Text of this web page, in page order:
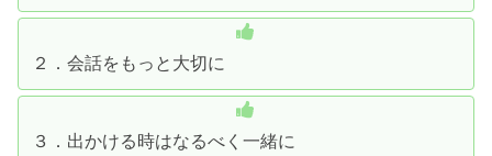
２．会話をもっと大切に
３．出かける時はなるべく一緒に